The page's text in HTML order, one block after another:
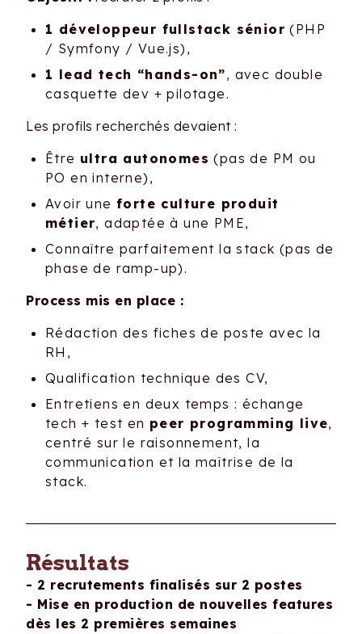
1 développeur fullstack sénior (PHP
/ Symfony / Vue.js),
1 lead tech “hands-on”, avec double
casquette dev + pilotage.
Les profils recherchés devaient :
Être ultra autonomes (pas de PM ou
PO en interne),
Avoir une forte culture produit
métier, adaptée à une PME,
Connaître parfaitement la stack (pas de
phase de ramp-up).
Process mis en place :
Rédaction des fiches de poste avec la
RH,
Qualification technique des CV,
Entretiens en deux temps : échange
tech + test en peer programming live,
centré sur le raisonnement, la
communication et la maîtrise de la
stack.
Résultats
- 2 recrutements finalisés sur 2 postes
- Mise en production de nouvelles features
dès les 2 premières semaines